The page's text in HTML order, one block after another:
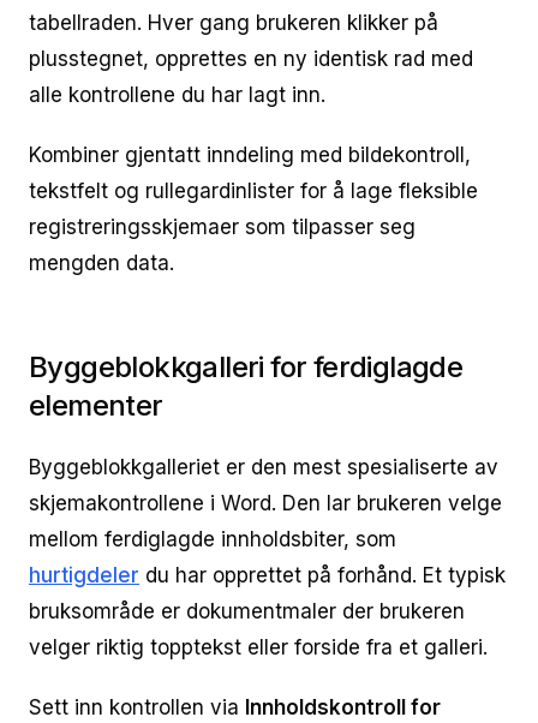
tabellraden. Hver gang brukeren klikker på
plusstegnet, opprettes en ny identisk rad med
alle kontrollene du har lagt inn.
Kombiner gjentatt inndeling med bildekontroll,
tekstfelt og rullegardinlister for å lage fleksible
registreringsskjemaer som tilpasser seg
mengden data.
Byggeblokkgalleri for ferdiglagde
elementer
Byggeblokkgalleriet er den mest spesialiserte av
skjemakontrollene i Word. Den lar brukeren velge
mellom ferdiglagde innholdsbiter, som
hurtigdeler du har opprettet på forhånd. Et typisk
bruksområde er dokumentmaler der brukeren
velger riktig topptekst eller forside fra et galleri.
Sett inn kontrollen via Innholdskontroll for